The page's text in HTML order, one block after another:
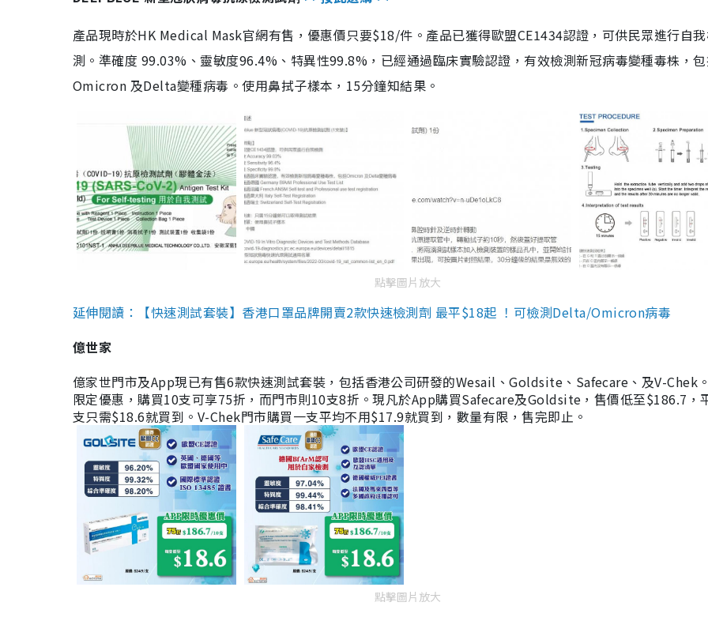
產品現時於HK Medical Mask官網有售，優惠價只要$18/件。產品已獲得歐盟CE1434認證，可供民眾進行自
測。準確度 99.03%、靈敏度96.4%、特異性99.8%，已經通過臨床實驗認證，有效檢測新冠病毒變種毒株，
Omicron 及Delta變種病毒。使用鼻拭子樣本，15分鐘知結果。
點擊圖片放大
延伸閱讀：【快速測試套裝】香港口罩品牌開賣2款快速檢測劑 最平$18起 ！可檢測Delta/Omicron病毒
億世家
億家世門市及App現已有售6款快速測試套裝，包括香港公司研發的Wesail、Goldsite、Safecare、及V-Chek
限定優惠，購買10支可享75折，而門市則10支8折。現凡於App購買Safecare及Goldsite，售價低至$186.7，
支只需$18.6就買到。V-Chek門市購買一支平均不用$17.9就買到，數量有限，售完即止。
點擊圖片放大